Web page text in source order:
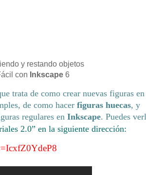
y restando objetos
con Inkscape 6
trata de como crear nuevas figuras en
de como hacer figuras huecas, y
regulares en Inkscape. Puedes
2.0” en la siguiente dirección: